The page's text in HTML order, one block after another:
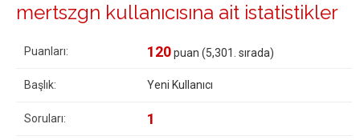
mertszgn kullanıcısına ait istatistikler
Puanları: 120puan (5,301 . sırada)
Başlık: Yeni Kullanıcı
Soruları: 1